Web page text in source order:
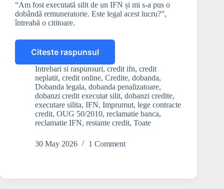
“Am fost executată silit de un IFN și mi s-a pus o
dobândă remuneratorie. Este legal acest lucru?”,
întreabă o cititoare.
Citeste raspunsul
IFN-
ul
poate
să-
mi
aplice
dobândă
legală
la
silit?
Intrebari si raspunsuri, credit ifn, credit
neplatit, credit online, Credite, dobanda,
Dobanda legala, dobanda penalizatoare,
dobanzi credit executat silit, dobanzi credite,
executare silita, IFN, Imprumut, lege contracte
credit, OUG 50/2010, reclamatie banca,
reclamatie IFN, restante credit, Toate
30 May 2026 1 Comment